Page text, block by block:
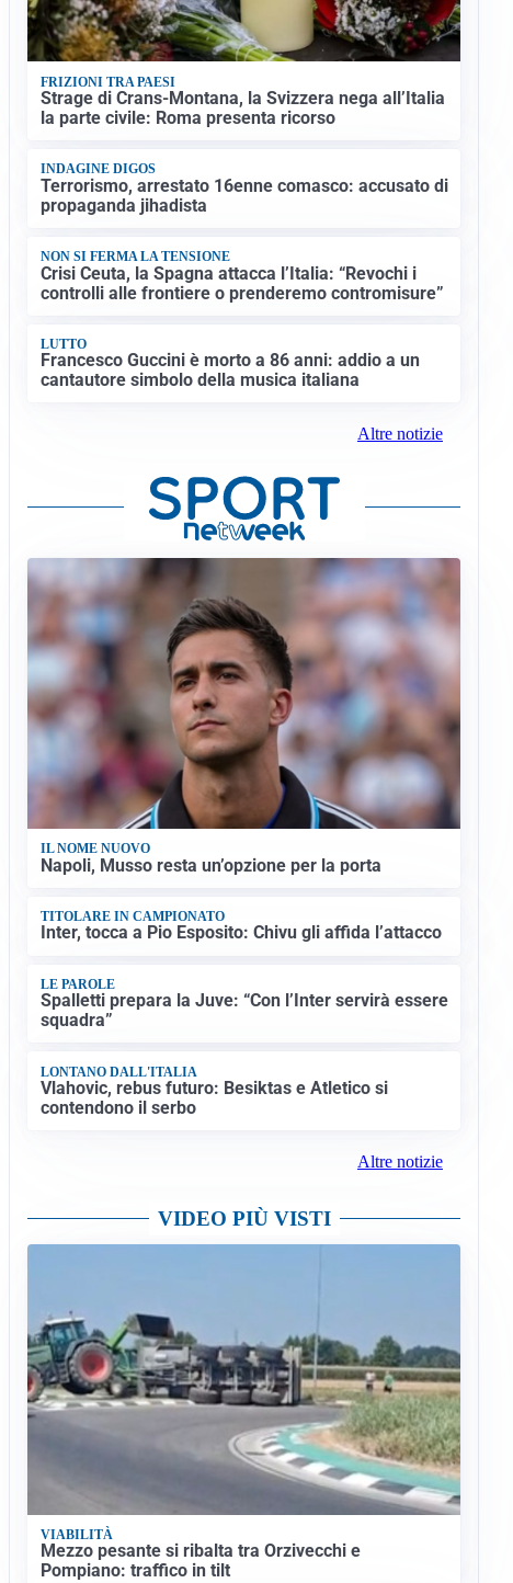
FRIZIONI TRA PAESI
Strage di Crans-Montana, la Svizzera nega all’Italia
la parte civile: Roma presenta ricorso
INDAGINE DIGOS
Terrorismo, arrestato 16enne comasco: accusato di
propaganda jihadista
NON SI FERMA LA TENSIONE
Crisi Ceuta, la Spagna attacca l’Italia: “Revochi i
controlli alle frontiere o prenderemo contromisure”
LUTTO
Francesco Guccini è morto a 86 anni: addio a un
cantautore simbolo della musica italiana
Altre notizie
IL NOME NUOVO
Napoli, Musso resta un’opzione per la porta
TITOLARE IN CAMPIONATO
Inter, tocca a Pio Esposito: Chivu gli affida l’attacco
LE PAROLE
Spalletti prepara la Juve: “Con l’Inter servirà essere
squadra”
LONTANO DALL'ITALIA
Vlahovic, rebus futuro: Besiktas e Atletico si
contendono il serbo
Altre notizie
VIDEO PIÙ VISTI
VIABILITÀ
Mezzo pesante si ribalta tra Orzivecchi e
Pompiano: traffico in tilt